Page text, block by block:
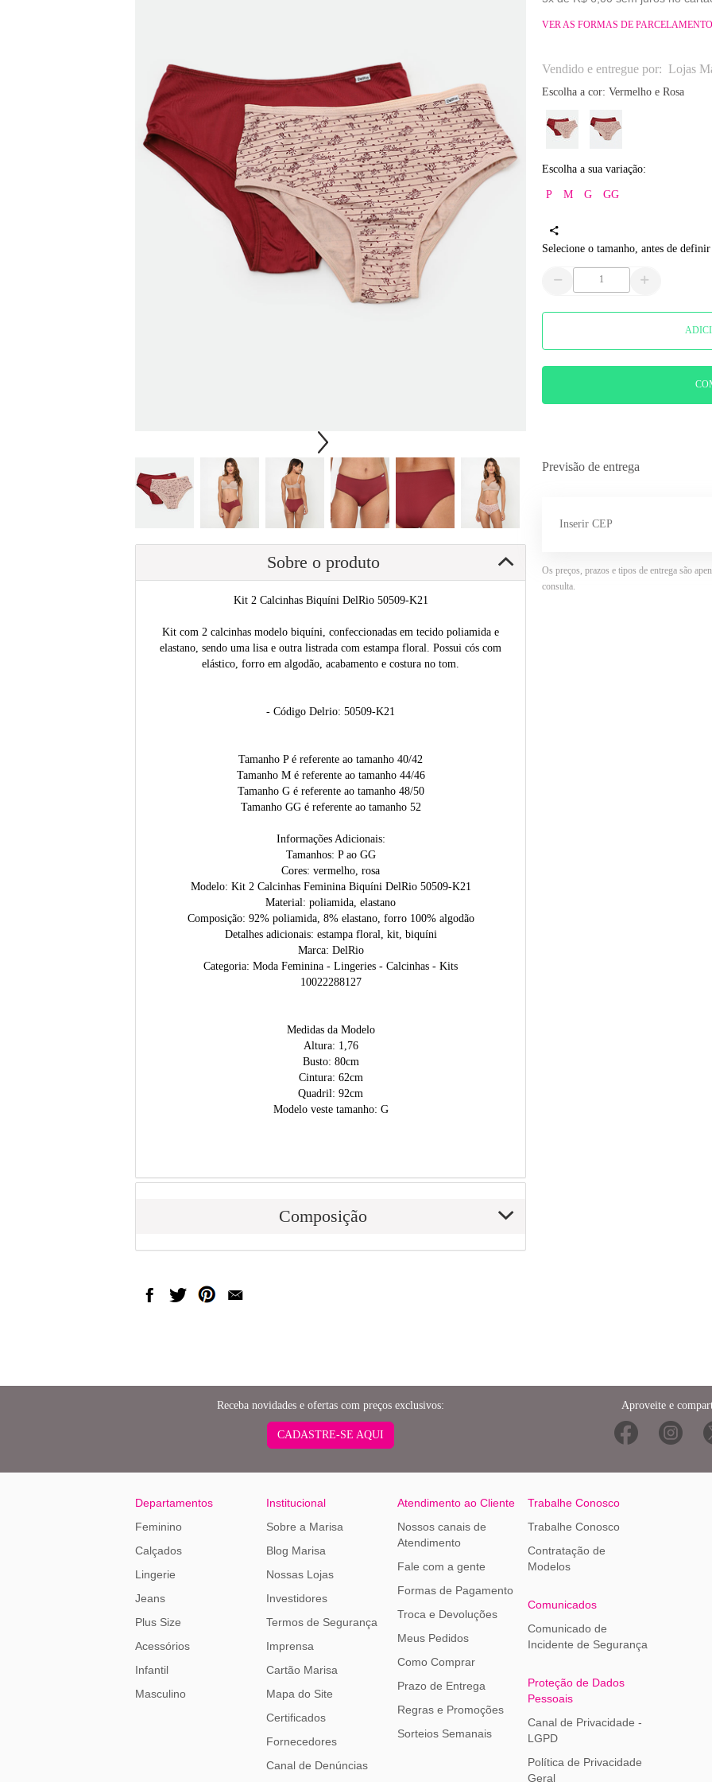
Sobre o produto
Kit 2 Calcinhas Biquíni DelRio 50509-K21
Kit com 2 calcinhas modelo biquíni, confeccionadas em tecido poliamida e
elastano, sendo uma lisa e outra listrada com estampa floral. Possui cós com
elástico, forro em algodão, acabamento e costura no tom.
- Código Delrio: 50509-K21
Tamanho P é referente ao tamanho 40/42
Tamanho M é referente ao tamanho 44/46
Tamanho G é referente ao tamanho 48/50
Tamanho GG é referente ao tamanho 52
Informações Adicionais:
Tamanhos: P ao GG
Cores: vermelho, rosa
Modelo: Kit 2 Calcinhas Feminina Biquíni DelRio 50509-K21
Material: poliamida, elastano
Composição: 92% poliamida, 8% elastano, forro 100% algodão
Detalhes adicionais: estampa floral, kit, biquíni
Marca: DelRio
Categoria: Moda Feminina - Lingeries - Calcinhas - Kits
10022288127
Medidas da Modelo
Altura: 1,76
Busto: 80cm
Cintura: 62cm
Quadril: 92cm
Modelo veste tamanho: G
Composição
VER AS FORMAS DE PARCELAMENTO
Vendido e entregue por: Lojas
Escolha a cor: Vermelho e Rosa
Escolha a sua variação:
P M G GG
Selecione o tamanho, antes de
Previsão de entrega
Os preços, prazos e tipos de entrega são
consulta.
Receba novidades e ofertas com preços exclusivos:
CADASTRE-SE AQUI
Aproveite e
Departamentos
Feminino
Calçados
Lingerie
Jeans
Plus Size
Acessórios
Infantil
Masculino
Institucional
Sobre a Marisa
Blog Marisa
Nossas Lojas
Investidores
Termos de Segurança
Imprensa
Cartão Marisa
Mapa do Site
Certificados
Fornecedores
Canal de Denúncias
Atendimento ao Cliente
Nossos canais de
Atendimento
Fale com a gente
Formas de Pagamento
Troca e Devoluções
Meus Pedidos
Como Comprar
Prazo de Entrega
Regras e Promoções
Sorteios Semanais
Trabalhe Conosco
Trabalhe Conosco
Contratação de
Modelos
Comunicados
Comunicado de
Incidente de Segurança
Proteção de Dados
Pessoais
Canal de Privacidade -
LGPD
Política de Privacidade
Geral